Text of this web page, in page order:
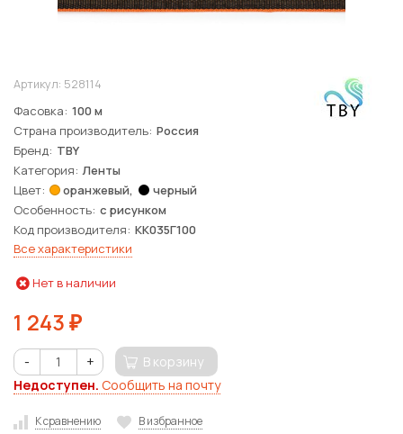
Артикул: 528114
Фасовка 100 м
Страна производитель Россия
Бренд TBY
Категория Ленты
Цвет
оранжевый
черный
Особенность с рисунком
Код производителя КК035Г100
Все характеристики
Нет в наличии
1 243 ₽
- +
В корзину
Недоступен. Сообщить на почту
К сравнению В избранное